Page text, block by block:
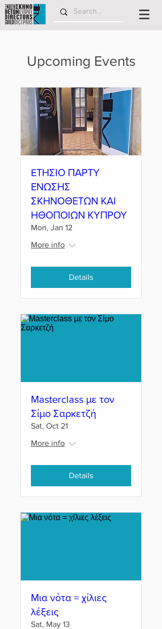
Upcoming Events
EΤΗΣΙΟ ΠΑΡΤΥ
ΕΝΩΣΗΣ
ΣΚΗΝΟΘΕΤΩΝ ΚΑΙ
ΗΘΟΠΟΙΩΝ ΚΥΠΡΟΥ
Mon, Jan 12
More info
Details
Μasterclass με τον
Σίμο Σαρκετζή
Sat, Oct 21
More info
Details
Μια νότα = χίλιες
λέξεις
Sat, May 13